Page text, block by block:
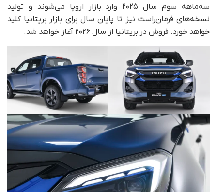
سه‌ماهه سوم سال ۲۰۲۵ وارد بازار اروپا می‌شوند و تولید
نسخه‌های فرمان‌راست نیز تا پایان سال برای بازار بریتانیا کلید
خواهد خورد. فروش در بریتانیا از سال ۲۰۲۶ آغاز خواهد شد.